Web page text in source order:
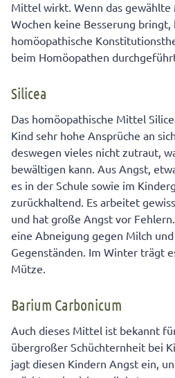
Mittel wirkt. Wenn das gewählte
Wochen keine Besserung bringt,
homöopathische
beim Homöopathen
Silicea
Das homöopathische Mittel
Kind sehr hohe Ansprüche an
deswegen vieles nicht zutraut,
bewältigen kann. Aus Angst,
es in der Schule sowie im
zurückhaltend. Es arbeitet
und hat große Angst vor
eine Abneigung gegen Milch
Gegenständen. Im Winter trägt
Mütze.
Barium Carbonicum
Auch dieses Mittel ist bekannt
übergroßer Schüchternheit bei
jagt diesen Kindern Angst ein,